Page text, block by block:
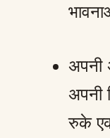
अपनी
अपनी
रुके